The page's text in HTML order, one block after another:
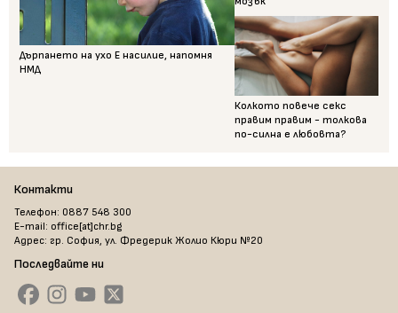
Дърпането на ухо Е насилие, напомня
НМД
Колкото повече секс
правим правим - толкова
по-силна е любовта?
Контакти
Телефон: 0887 548 300
E-mail: office[at]chr.bg
Адрес: гр. София, ул. Фредерик Жолио Кюри №20
Последвайте ни